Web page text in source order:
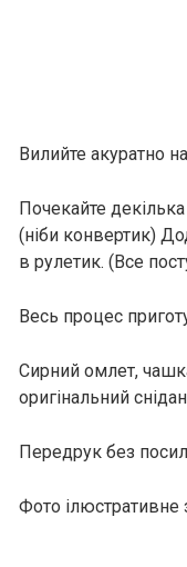
Вилийте акуратно
Почекайте
(ніби конвертик)
в рулетик. (Все
Весь процес
Сирний омлет,
оригінальний
Передрук без
Фото ілюстративне